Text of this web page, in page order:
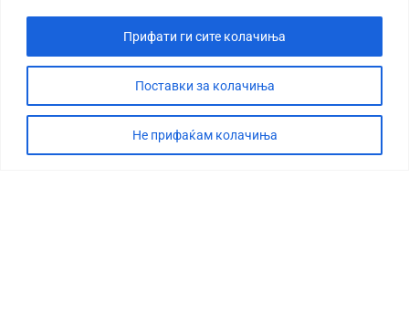
Поставки за колачиња
Не прифаќам колачиња
Прифати ги сите колачиња